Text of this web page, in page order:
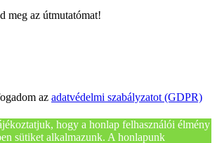
meg az útmutatómat!
az adatvédelmi szabályzatot (GDPR)
hogy a honlap felhasználói élmény
sütiket alkalmazunk. A honlapunk